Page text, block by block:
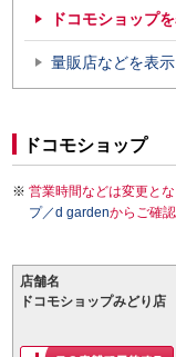
ドコモショップ
量販店などを表示
ドコモショップ
営業時間などは変更と
プ／d gardenからご確認
店舗名
ドコモショップみどり店